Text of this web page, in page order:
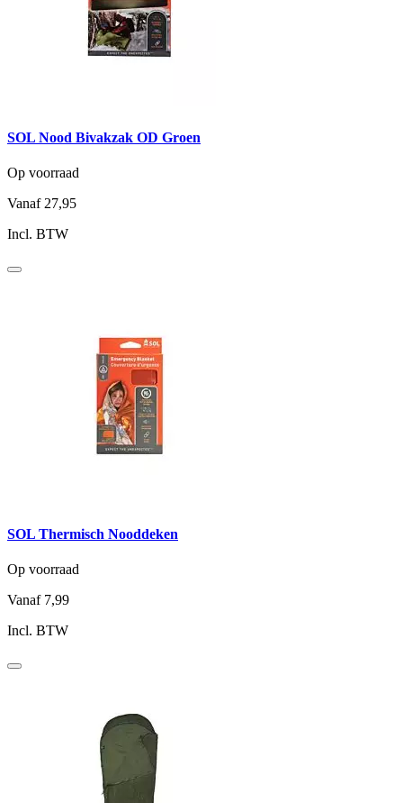
SOL Nood Bivakzak OD Groen
Op voorraad
Vanaf 27,95
Incl. BTW
SOL Thermisch Nooddeken
Op voorraad
Vanaf 7,99
Incl. BTW